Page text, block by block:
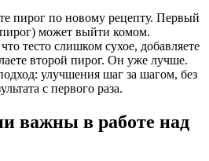
пирог по новому рецепту. Первый
может выйти комом.
тесто слишком сухое, добавляете
второй пирог. Он уже лучше.
улучшения шаг за шагом, без
с первого раза.
важны в работе над